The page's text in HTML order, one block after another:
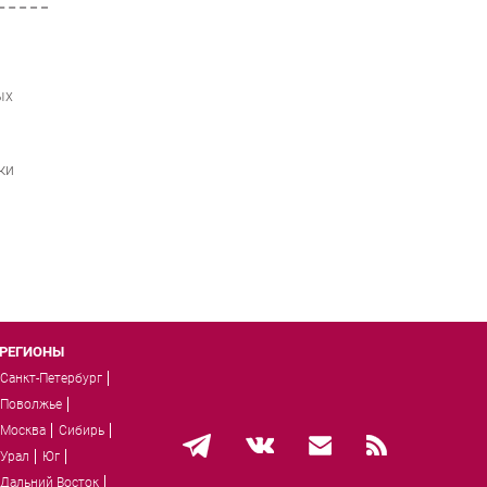
РЕГИОНЫ
Санкт-Петербург
Поволжье
Москва
Сибирь
Урал
Юг
Дальний Восток